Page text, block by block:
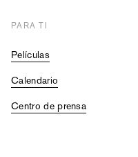
PARA TI
Películas
Calendario
Centro de prensa